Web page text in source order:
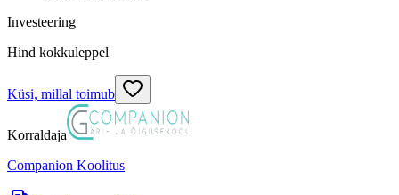
Investeering
Hind kokkuleppel
Küsi, millal toimub
Korraldaja
Companion Koolitus